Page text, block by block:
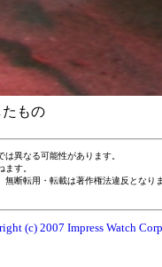
たもの
異なる可能性があります。
す。
無断転用・転載は著作権法違反とな
(c) 2007 Impress Watch